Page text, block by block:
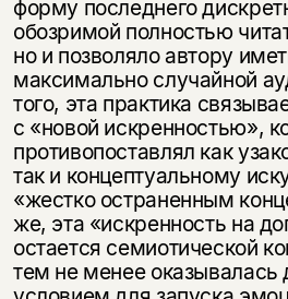
форму последнего
обозримой полностью
но и позволяло автору
максимально случайной
того, эта практика
с «новой искренностью»,
противопоставлял как
так и концептуальному
«жестко остраненным
же, эта «искренность на
остается семиотической
тем не менее оказывалась